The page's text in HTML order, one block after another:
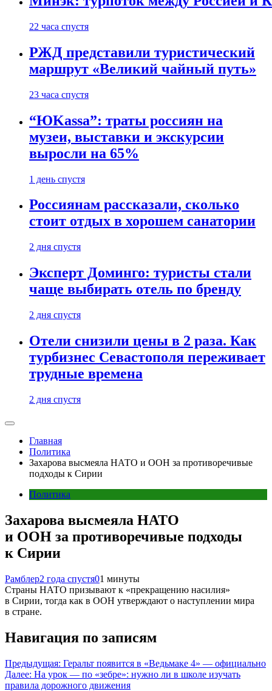
22 часа спустя
РЖД представили туристический
маршрут «Великий чайный путь»
23 часа спустя
“ЮKassa”: траты россиян на
музеи, выставки и экскурсии
выросли на 65%
1 день спустя
Россиянам рассказали, сколько
стоит отдых в хорошем санатории
2 дня спустя
Эксперт Доминго: туристы стали
чаще выбирать отель по бренду
2 дня спустя
Отели снизили цены в 2 раза. Как
турбизнес Севастополя переживает
трудные времена
2 дня спустя
Главная
Политика
Захарова высмеяла НАТО и ООН за противоречивые
подходы к Сирии
Политика
Захарова высмеяла НАТО
и ООН за противоречивые подходы
к Сирии
Рамблер2 года спустя01 минуты
Страны НАТО призывают к «прекращению насилия»
в Сирии, тогда как в ООН утверждают о наступлении мира
в стране.
Навигация по записям
Предыдущая: Геральт появится в «Ведьмаке 4» — официально
Далее: На урок — по «зебре»: нужно ли в школе изучать
правила дорожного движения